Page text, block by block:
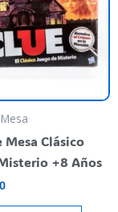
Mesa Clásico
+8 Años